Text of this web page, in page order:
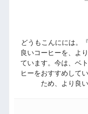
どうもこんにには。
良いコーヒーを、よ
ています。今は、ベ
ヒーをおすすめして
ため、より良